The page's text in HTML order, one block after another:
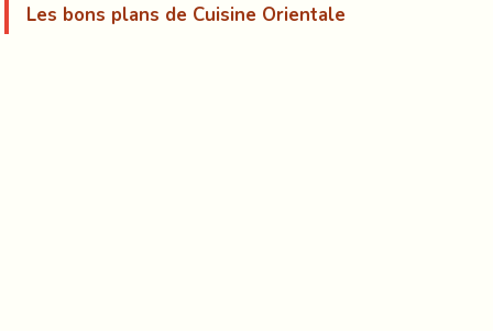
Les bons plans de Cuisine Orientale